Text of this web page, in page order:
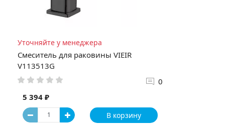
Уточняйте у менеджера
Смеситель для раковины VIEIR
V113513G
0
5 394 ₽
В корзину